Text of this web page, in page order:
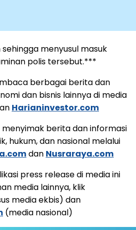
menyusul masuk
polis tersebut.***
berbagai berita dan
dan bisnis lainnya di media
Harianinvestor.com
berita dan informasi
hukum, dan nasional melalui
dan Nusraraya.com
press release di media ini
media lainnya, klik
media ekbis) dan
(media nasional)